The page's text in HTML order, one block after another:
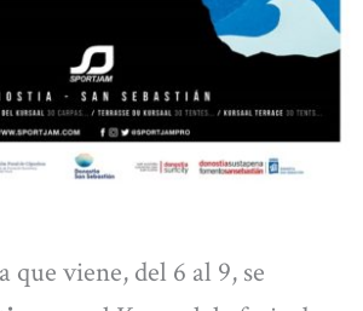
que viene, del 6 al 9, se